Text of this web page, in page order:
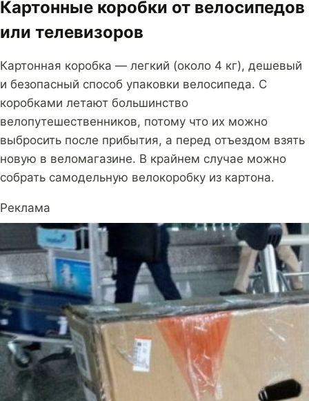
Картонные коробки от велосипедов
или телевизоров
Картонная коробка — легкий (около 4 кг), дешевый
и безопасный способ упаковки велосипеда. С
коробками летают большинство
велопутешественников, потому что их можно
выбросить после прибытия, а перед отъездом взять
новую в веломагазине. В крайнем случае можно
собрать самодельную велокоробку из картона.
Реклама